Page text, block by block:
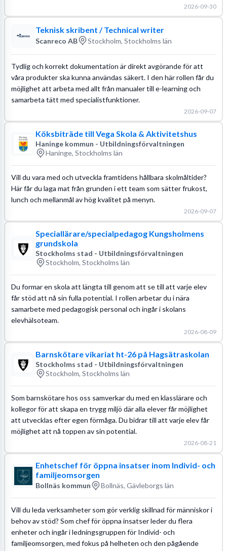
2026-09-30
Teknisk skribent / Technical writer
Scanreco AB Stockholm, Stockholms län
Tydlig och korrekt dokumentation är direkt avgörande för att
våra produkter ska kunna användas säkert. I den här rollen får du
möjlighet att arbeta med allt från manualer till e-learning och
samarbeta tätt med specialistfunktioner.
2026-09-07
Köksbiträde till Vega Skola & Aktivitetshus
Haninge kommun - Utbildningsförvaltningen
Haninge, Stockholms län
Vill du vara med och utveckla framtidens hållbara skolmåltider?
Här får du laga mat från grunden i ett team som sätter frukost,
lunch och mellanmål av hög kvalitet på menyn.
2026-09-07
Speciallärare/specialpedagog Kungsholmens
grundskola
Stockholms stad - Utbildningsförvaltningen
Stockholm, Stockholms län
Du formar en skola att längta till genom att se till att varje elev
får stöd att nå sin fulla potential. I rollen arbetar du i nära
samarbete med pedagogisk personal och ingår i skolans
elevhälsoteam.
2026-08-09
Barnskötare vikariat ht-26 på Hagsätraskolan
Stockholms stad - Utbildningsförvaltningen
Stockholm, Stockholms län
Som barnskötare hos oss samverkar du med en klasslärare och
kollegor för att skapa en trygg miljö där alla elever får möjlighet
att utvecklas efter egen förmåga. Du bidrar till att varje elev får
möjlighet att nå toppen av sin potential.
2026-08-21
Enhetschef för öppna insatser inom Individ- och
familjeomsorgen
Bollnäs kommun Bollnäs, Gävleborgs län
Vill du leda verksamheter som gör verklig skillnad för människor i
behov av stöd? Som chef för öppna insatser leder du flera
enheter och ingår i ledningsgruppen för Individ- och
familjeomsorgen, med fokus på helheten och den pågående